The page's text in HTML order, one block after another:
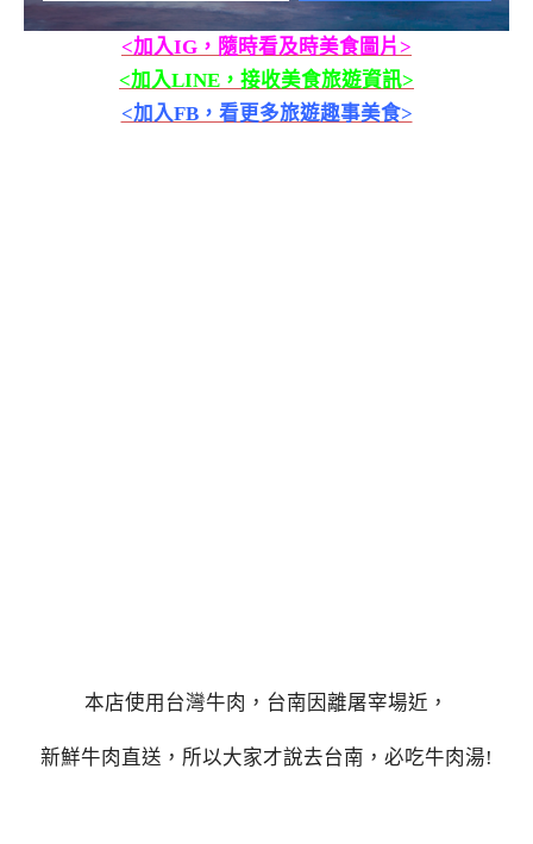
<加入IG，隨時看及時美食圖片>
<加入LINE，接收美食旅遊資訊>
<加入FB，看更多旅遊趣事美食>
本店使用台灣牛肉，台南因離屠宰場近，
新鮮牛肉直送，所以大家才說去台南，必吃牛肉湯!